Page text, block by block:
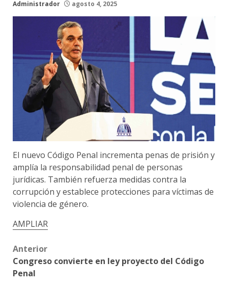
Administrador agosto 4, 2025
El nuevo Código Penal incrementa penas de prisión y
amplía la responsabilidad penal de personas
jurídicas. También refuerza medidas contra la
corrupción y establece protecciones para víctimas de
violencia de género.
AMPLIAR
Post
navigation
Anterior
Congreso convierte en ley proyecto del Código
Penal